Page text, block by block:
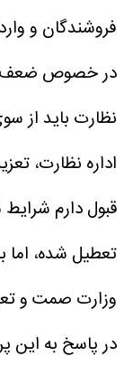
فروشندگان و
در خصوص ضعف
نظارت باید از
اداره نظارت،
قبول دارم
تعطیل شده، اما
وزارت صمت و
در پاسخ به این